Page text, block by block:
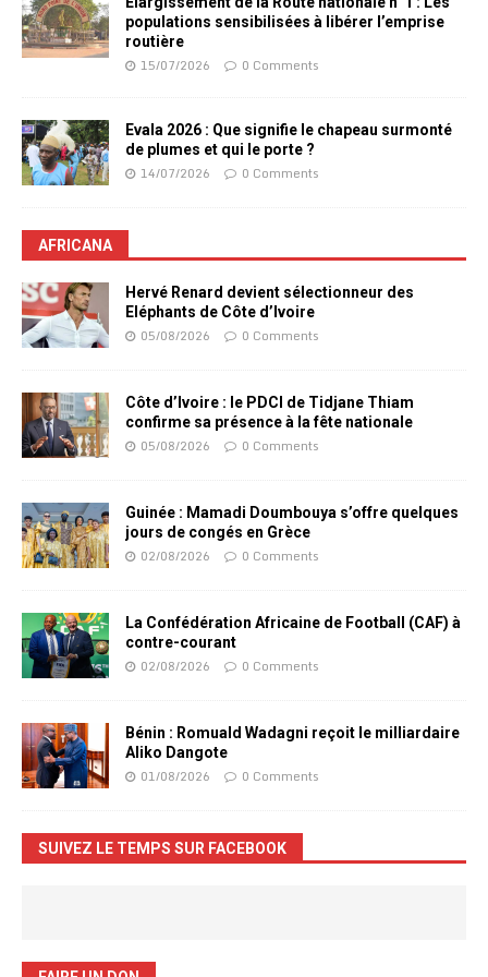
populations sensibilisées à libérer l’emprise
routière
15/07/2026 0 Comments
Evala 2026 : Que signifie le chapeau surmonté
de plumes et qui le porte ?
14/07/2026 0 Comments
AFRICANA
Hervé Renard devient sélectionneur des
Eléphants de Côte d’Ivoire
05/08/2026 0 Comments
Côte d’Ivoire : le PDCI de Tidjane Thiam
confirme sa présence à la fête nationale
05/08/2026 0 Comments
Guinée : Mamadi Doumbouya s’offre quelques
jours de congés en Grèce
02/08/2026 0 Comments
La Confédération Africaine de Football (CAF) à
contre-courant
02/08/2026 0 Comments
Bénin : Romuald Wadagni reçoit le milliardaire
Aliko Dangote
01/08/2026 0 Comments
SUIVEZ LE TEMPS SUR FACEBOOK